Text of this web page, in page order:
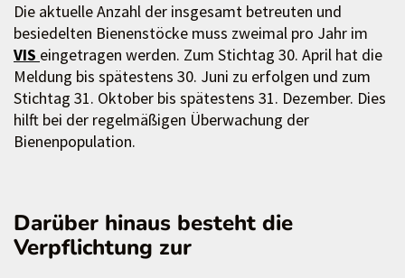
Die aktuelle Anzahl der insgesamt betreuten und
besiedelten Bienenstöcke muss zweimal pro Jahr im
VIS eingetragen werden. Zum Stichtag 30. April hat die
Meldung bis spätestens 30. Juni zu erfolgen und zum
Stichtag 31. Oktober bis spätestens 31. Dezember. Dies
hilft bei der regelmäßigen Überwachung der
Bienenpopulation.
Darüber hinaus besteht die
Verpflichtung zur